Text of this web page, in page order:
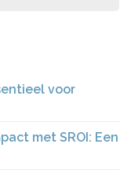
voor
met SROI: Een